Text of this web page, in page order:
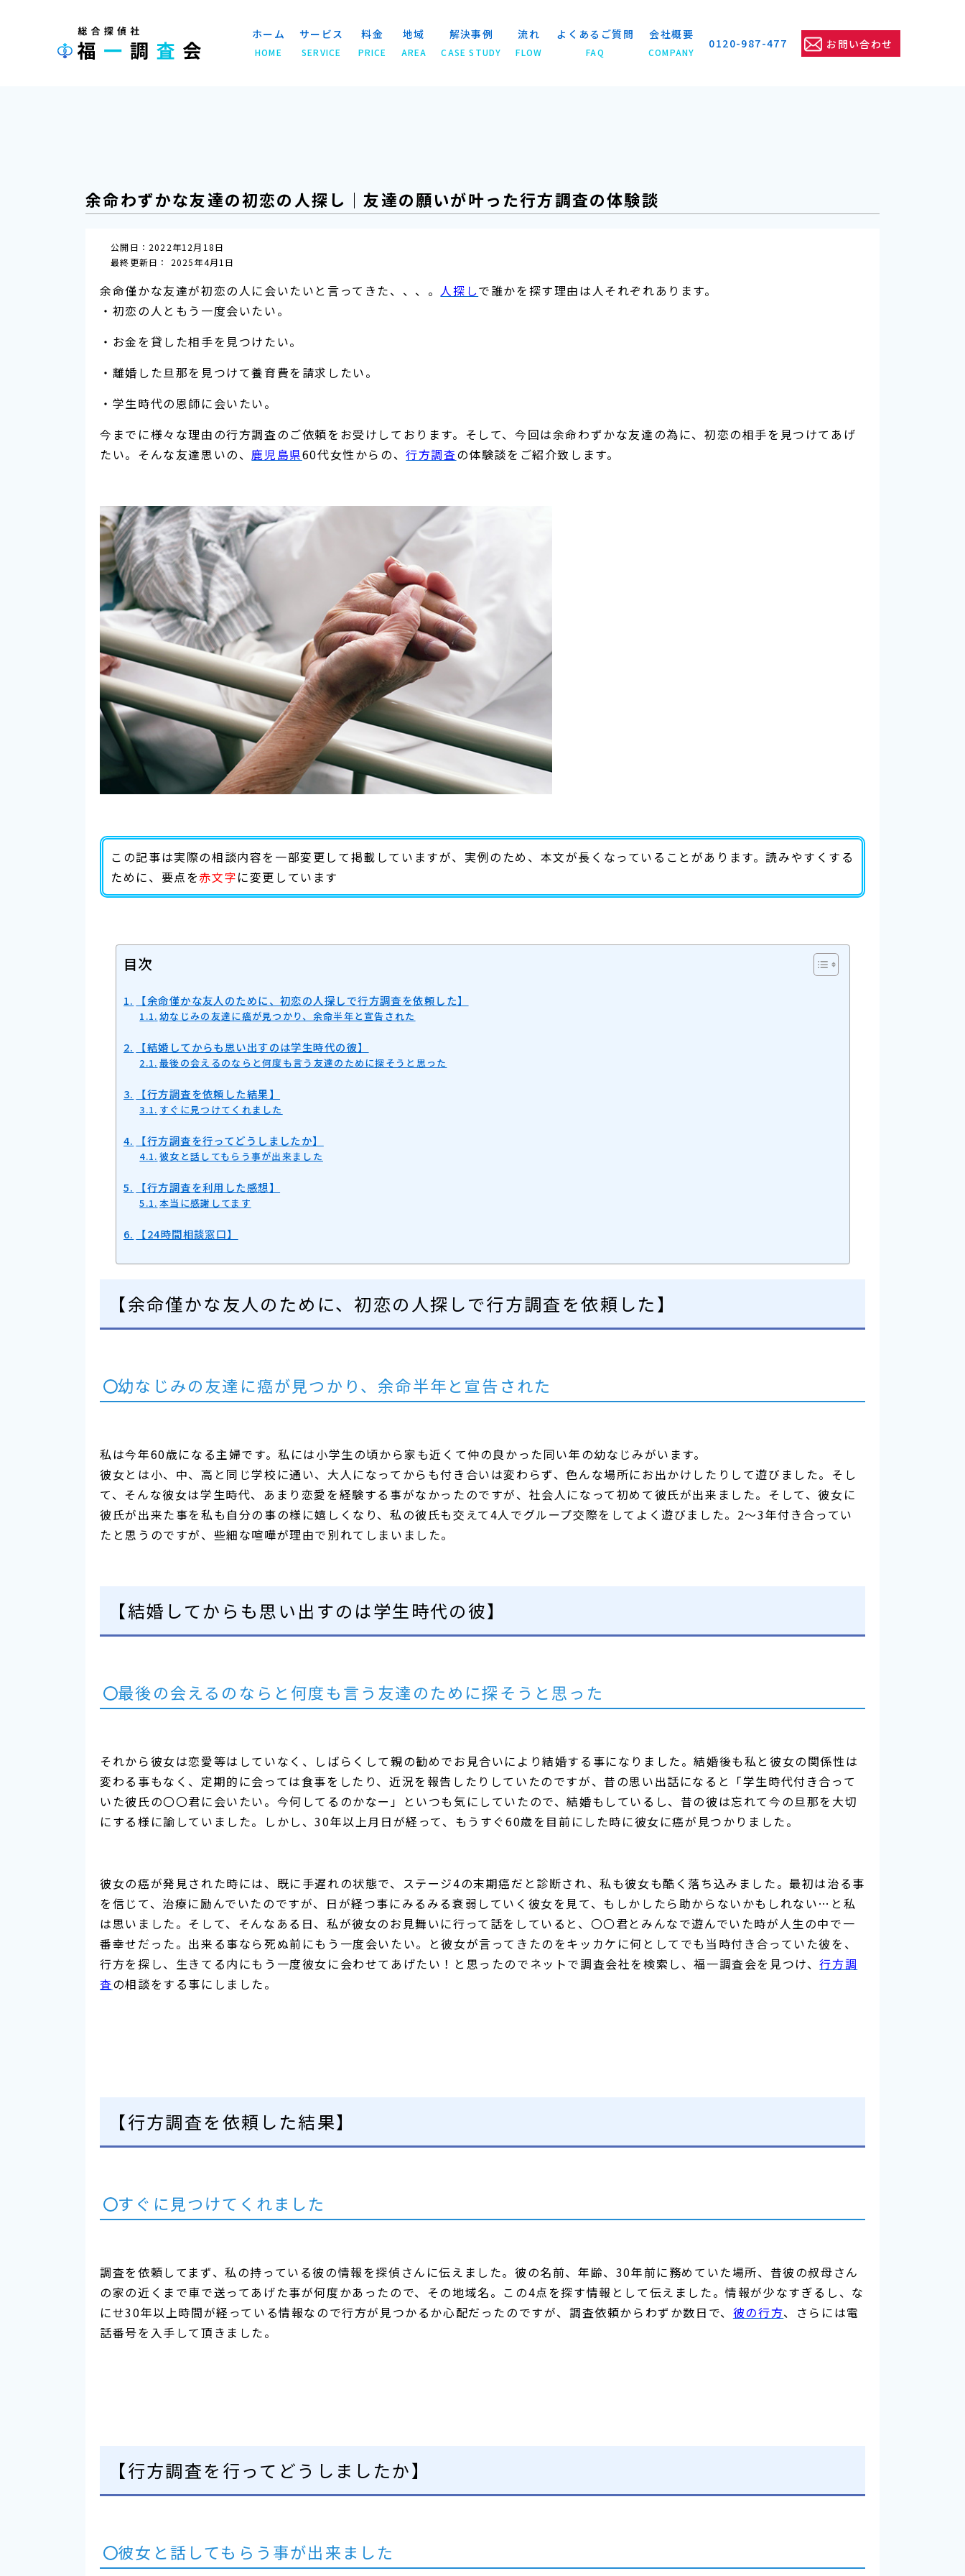
ホーム
HOME
サービス
SERVICE
料金
PRICE
地域
AREA
解決事例
CASE STUDY
流れ
FLOW
よくあるご質問
FAQ
会社概要
COMPANY
0120-987-477 お問い合わせ
余命わずかな友達の初恋の人探し｜友達の願いが叶った行方調査の体験談
公開日：2022年12月18日
最終更新日： 2025年4月1日
余命僅かな友達が初恋の人に会いたいと言ってきた、、、。 人探しで誰かを探す理由は人それぞれあります。
・初恋の人ともう一度会いたい。
・お金を貸した相手を見つけたい。
・離婚した旦那を見つけて養育費を請求したい。
・学生時代の恩師に会いたい。
今までに様々な理由の行方調査のご依頼をお受けしております。そして、今回は余命わずかな友達の為に、初恋の相手を見つけてあげ
たい。そんな友達思いの、鹿児島県60代女性からの、行方調査の体験談をご紹介致します。
この記事は実際の相談内容を一部変更して掲載していますが、実例のため、本文が長くなっていることがあります。読みやすくする
ために、要点を赤文字に変更しています
目次
【余命僅かな友人のために、初恋の人探しで行方調査を依頼した】
幼なじみの友達に癌が見つかり、余命半年と宣告された
【結婚してからも思い出すのは学生時代の彼】
最後の会えるのならと何度も言う友達のために探そうと思った
【行方調査を依頼した結果】
すぐに見つけてくれました
【行方調査を行ってどうしましたか】
彼女と話してもらう事が出来ました
【行方調査を利用した感想】
本当に感謝してます
【24時間相談窓口】
【余命僅かな友人のために、初恋の人探しで行方調査を依頼した】
幼なじみの友達に癌が見つかり、余命半年と宣告された
私は今年60歳になる主婦です。私には小学生の頃から家も近くて仲の良かった同い年の幼なじみがいます。
彼女とは小、中、高と同じ学校に通い、大人になってからも付き合いは変わらず、色んな場所にお出かけしたりして遊びました。そし
て、そんな彼女は学生時代、あまり恋愛を経験する事がなかったのですが、社会人になって初めて彼氏が出来ました。そして、彼女に
彼氏が出来た事を私も自分の事の様に嬉しくなり、私の彼氏も交えて4人でグループ交際をしてよく遊びました。2〜3年付き合ってい
たと思うのですが、些細な喧嘩が理由で別れてしまいました。
【結婚してからも思い出すのは学生時代の彼】
最後の会えるのならと何度も言う友達のために探そうと思った
それから彼女は恋愛等はしていなく、しばらくして親の勧めでお見合いにより結婚する事になりました。結婚後も私と彼女の関係性は
変わる事もなく、定期的に会っては食事をしたり、近況を報告したりしていたのですが、昔の思い出話になると「学生時代付き合って
いた彼氏の〇〇君に会いたい。今何してるのかなー」といつも気にしていたので、結婚もしているし、昔の彼は忘れて今の旦那を大切
にする様に諭していました。しかし、30年以上月日が経って、もうすぐ60歳を目前にした時に彼女に癌が見つかりました。
彼女の癌が発見された時には、既に手遅れの状態で、ステージ4の末期癌だと診断され、私も彼女も酷く落ち込みました。最初は治る事
を信じて、治療に励んでいたのですが、日が経つ事にみるみる衰弱していく彼女を見て、もしかしたら助からないかもしれない…と私
は思いました。そして、そんなある日、私が彼女のお見舞いに行って話をしていると、〇〇君とみんなで遊んでいた時が人生の中で一
番幸せだった。出来る事なら死ぬ前にもう一度会いたい。と彼女が言ってきたのをキッカケに何としてでも当時付き合っていた彼を、
行方を探し、生きてる内にもう一度彼女に会わせてあげたい！と思ったのでネットで調査会社を検索し、福一調査会を見つけ、行方調
査の相談をする事にしました。
【行方調査を依頼した結果】
すぐに見つけてくれました
調査を依頼してまず、私の持っている彼の情報を探偵さんに伝えました。彼の名前、年齢、30年前に務めていた場所、昔彼の叔母さん
の家の近くまで車で送ってあげた事が何度かあったので、その地域名。この4点を探す情報として伝えました。情報が少なすぎるし、な
にせ30年以上時間が経っている情報なので行方が見つかるか心配だったのですが、調査依頼からわずか数日で、 彼の行方、さらには電
話番号を入手して頂きました。
【行方調査を行ってどうしましたか】
彼女と話してもらう事が出来ました